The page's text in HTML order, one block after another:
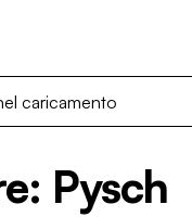
caricamento
Pysch